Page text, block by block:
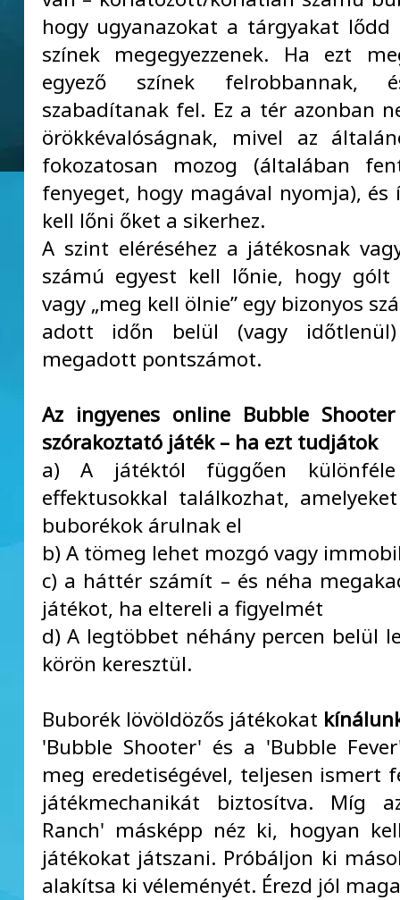
hogy ugyanazokat a tárgyakat
színek megegyezzenek. Ha ezt
egyező színek felrobbannak,
szabadítanak fel. Ez a tér azonban
örökkévalóságnak, mivel az
fokozatosan mozog (általában
fenyeget, hogy magával nyomja), és
kell lőni őket a sikerhez.
A szint eléréséhez a játékosnak
számú egyest kell lőnie, hogy gólt
vagy „meg kell ölnie” egy bizonyos
adott időn belül (vagy
megadott pontszámot.
Az ingyenes online Bubble
szórakoztató játék – ha ezt tudjátok
a) A játéktól függően különféle
effektusokkal találkozhat,
buborékok árulnak el
b) A tömeg lehet mozgó vagy
c) a háttér számít – és néha
játékot, ha eltereli a figyelmét
d) A legtöbbet néhány percen belül
körön keresztül.
Buborék lövöldözős játékokat
'Bubble Shooter' és a 'Bubble
meg eredetiségével, teljesen ismert
játékmechanikát biztosítva. Míg
Ranch' másképp néz ki, hogyan
játékokat játszani. Próbáljon ki
alakítsa ki véleményét. Érezd jól